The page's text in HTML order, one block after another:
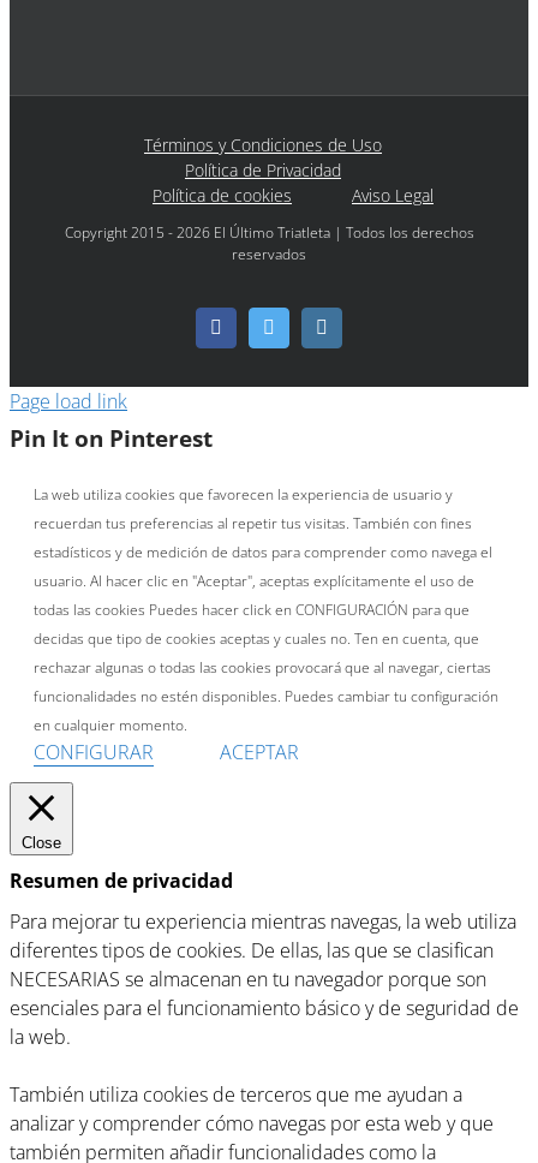
Términos y Condiciones de Uso
Política de Privacidad
Política de cookies
Aviso Legal
Copyright 2015 - 2026 El Último Triatleta | Todos los derechos
reservados
FacebookTwitter
Page load link
Pin It on Pinterest
La web utiliza cookies que favorecen la experiencia de usuario y
recuerdan tus preferencias al repetir tus visitas. También con fines
estadísticos y de medición de datos para comprender como navega el
usuario. Al hacer clic en "Aceptar", aceptas explícitamente el uso de
todas las cookies Puedes hacer click en CONFIGURACIÓN para que
decidas que tipo de cookies aceptas y cuales no. Ten en cuenta, que
rechazar algunas o todas las cookies provocará que al navegar, ciertas
funcionalidades no estén disponibles. Puedes cambiar tu configuración
en cualquier momento.
CONFIGURAR ACEPTAR
Close
Resumen de privacidad
Para mejorar tu experiencia mientras navegas, la web utiliza
diferentes tipos de cookies. De ellas, las que se clasifican
NECESARIAS se almacenan en tu navegador porque son
esenciales para el funcionamiento básico y de seguridad de
la web.
También utiliza cookies de terceros que me ayudan a
analizar y comprender cómo navegas por esta web y que
también permiten añadir funcionalidades como la